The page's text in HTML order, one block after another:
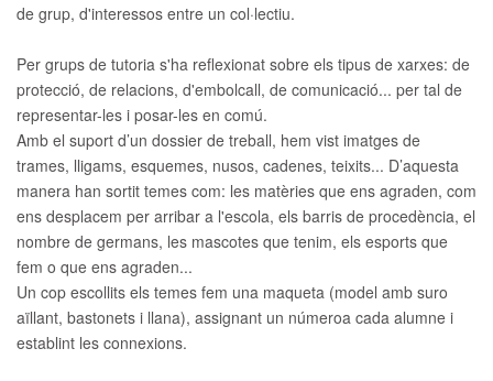
de grup, d'interessos entre un col·lectiu.
Per grups de tutoria s'ha reflexionat sobre els tipus de xarxes: de
protecció, de relacions, d'embolcall, de comunicació... per tal de
representar-les i posar-les en comú.
Amb el suport d’un dossier de treball, hem vist imatges de
trames, lligams, esquemes, nusos, cadenes, teixits... D’aquesta
manera han sortit temes com: les matèries que ens agraden, com
ens desplacem per arribar a l'escola, els barris de procedència, el
nombre de germans, les mascotes que tenim, els esports que
fem o que ens agraden...
Un cop escollits els temes fem una maqueta (model amb suro
aïllant, bastonets i llana), assignant un númeroa cada alumne i
establint les connexions.